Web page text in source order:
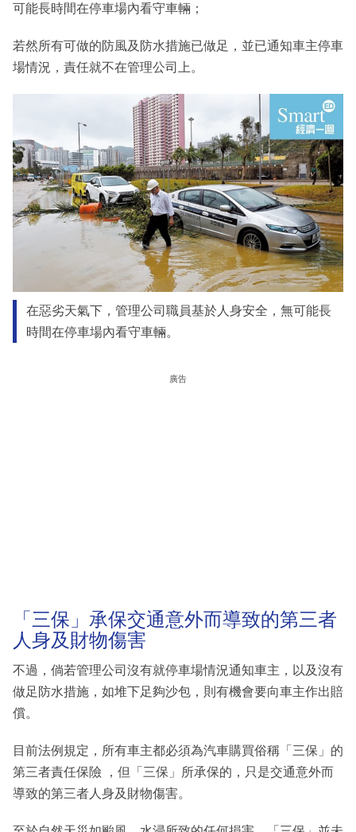
可能長時間在停車場內看守車輛；
若然所有可做的防風及防水措施已做足，並已通知車主停車
場情況，責任就不在管理公司上。
在惡劣天氣下，管理公司職員基於人身安全，無可能長
時間在停車場內看守車輛。
廣告
「三保」承保交通意外而導致的第三者
人身及財物傷害
不過，倘若管理公司沒有就停車場情況通知車主，以及沒有
做足防水措施，如堆下足夠沙包，則有機會要向車主作出賠
償。
目前法例規定，所有車主都必須為汽車購買俗稱「三保」的
第三者責任保險 ，但「三保」所承保的，只是交通意外而
導致的第三者人身及財物傷害。